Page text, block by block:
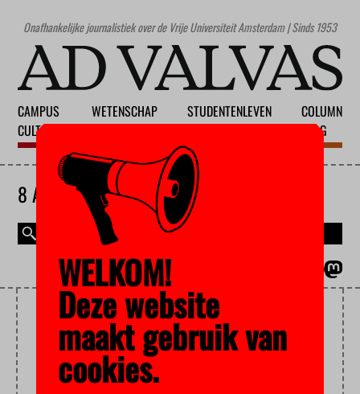
Onafhankelijke journalistiek over de Vrije Universiteit Amsterdam | Sinds 1953
CAMPUS
CULTUUR
WETENSCHAP
STUDENTENLEVEN
COLUMN
BLOG
8 AUGUSTUS 2026
TRANSFORMERS
WELKOM!
Deze website
maakt gebruik van
cookies.